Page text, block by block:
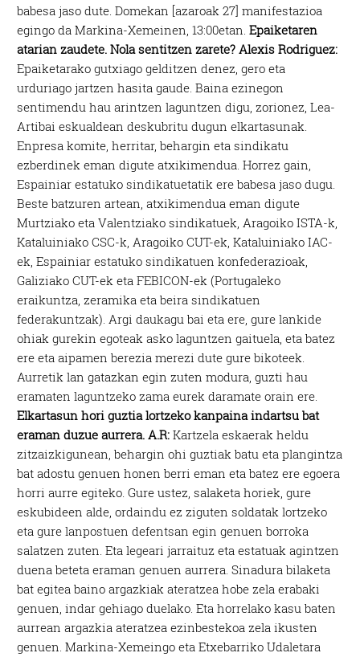
babesa jaso dute. Domekan [azaroak 27] manifestazioa
egingo da Markina-Xemeinen, 13:00etan.Epaiketaren
atarian zaudete. Nola sentitzen zarete? Alexis Rodriguez:
Epaiketarako gutxiago gelditzen denez, gero eta
urduriago jartzen hasita gaude. Baina ezinegon
sentimendu hau arintzen laguntzen digu, zorionez, Lea-
Artibai eskualdean deskubritu dugun elkartasunak.
Enpresa komite, herritar, behargin eta sindikatu
ezberdinek eman digute atxikimendua. Horrez gain,
Espainiar estatuko sindikatuetatik ere babesa jaso dugu.
Beste batzuren artean, atxikimendua eman digute
Murtziako eta Valentziako sindikatuek, Aragoiko ISTA-k,
Kataluiniako CSC-k, Aragoiko CUT-ek, Kataluiniako IAC-
ek, Espainiar estatuko sindikatuen konfederazioak,
Galiziako CUT-ek eta FEBICON-ek (Portugaleko
eraikuntza, zeramika eta beira sindikatuen
federakuntzak). Argi daukagu bai eta ere, gure lankide
ohiak gurekin egoteak asko laguntzen gaituela, eta batez
ere eta aipamen berezia merezi dute gure bikoteek.
Aurretik lan gatazkan egin zuten modura, guzti hau
eramaten laguntzeko zama eurek daramate orain ere.
Elkartasun hori guztia lortzeko kanpaina indartsu bat
eraman duzue aurrera. A.R: Kartzela eskaerak heldu
zitzaizkigunean, behargin ohi guztiak batu eta plangintza
bat adostu genuen honen berri eman eta batez ere egoera
horri aurre egiteko. Gure ustez, salaketa horiek, gure
eskubideen alde, ordaindu ez ziguten soldatak lortzeko
eta gure lanpostuen defentsan egin genuen borroka
salatzen zuten. Eta legeari jarraituz eta estatuak agintzen
duena beteta eraman genuen aurrera. Sinadura bilaketa
bat egitea baino argazkiak ateratzea hobe zela erabaki
genuen, indar gehiago duelako. Eta horrelako kasu baten
aurrean argazkia ateratzea ezinbestekoa zela ikusten
genuen. Markina-Xemeingo eta Etxebarriko Udaletara